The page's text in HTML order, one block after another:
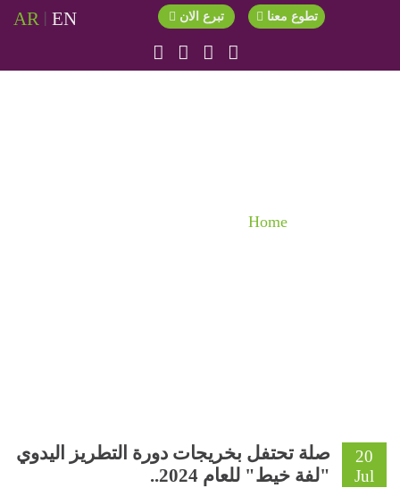
EN
|
AR تطوع معنا تبرع الان
Home
20
Jul
صلة تحتفل بخريجات دورة التطريز اليدوي
"لفة خيط" للعام 2024..